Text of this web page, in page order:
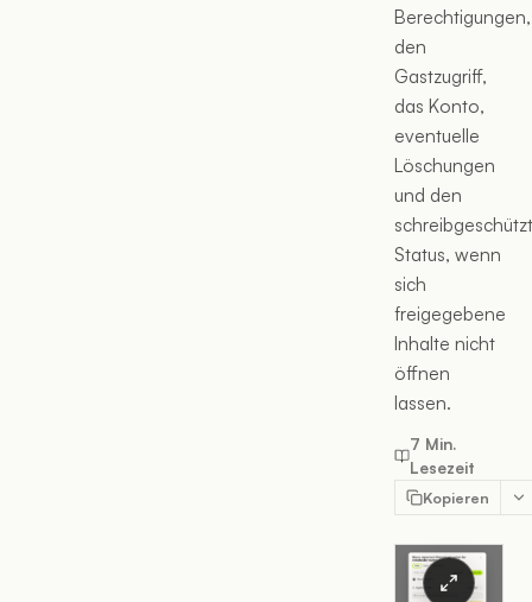
Berechtigungen,
den
Gastzugriff,
das Konto,
eventuelle
Löschungen
und den
Status, wenn
sich
freigegebene
Inhalte nicht
öffnen
lassen.
7 Min.
Lesezeit
Kopieren